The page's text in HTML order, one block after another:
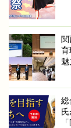
育
魅
総